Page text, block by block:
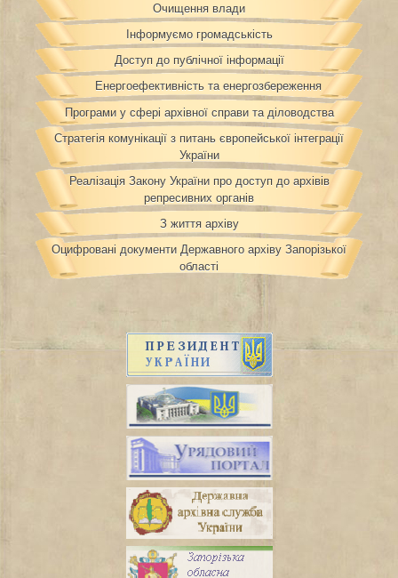
Очищення влади
Інформуємо громадськість
Доступ до публічної інформації
Енергоефективність та енергозбереження
Програми у сфері архівної справи та діловодства
Стратегія комунікації з питань європейської інтеграції
України
Реалізація Закону України про доступ до архівів
репресивних органів
З життя архіву
Оцифровані документи Державного архіву Запорізької
області